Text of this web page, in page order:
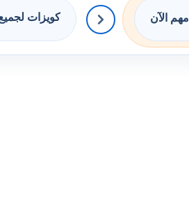
مهم الآن كويزات